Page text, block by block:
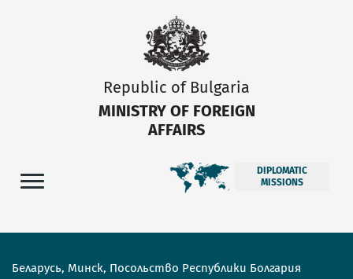
Republic of Bulgaria
MINISTRY OF FOREIGN
AFFAIRS
DIPLOMATIC
MISSIONS
Беларусь, Минск, Посольство Республики Болгария